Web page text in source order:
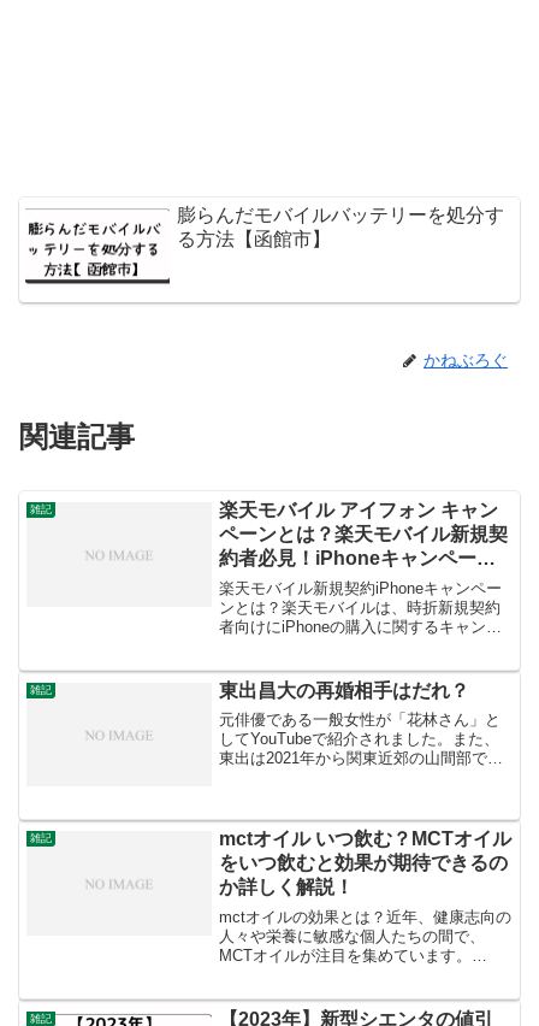
膨らんだモバイルバッテリーを処分す
る方法【函館市】
かねぶろぐ
関連記事
雑記
楽天モバイル アイフォン キャン
ペーンとは？楽天モバイル新規契
約者必見！iPhoneキャンペーン
情報
楽天モバイル新規契約iPhoneキャンペー
ンとは？楽天モバイルは、時折新規契約
者向けにiPhoneの購入に関するキャンペ
いです：割引価格：特定のiPhoneモデル
を割引...
雑記 東出昌大の再婚相手はだれ？
元俳優である一般女性が「花林さん」と
してYouTubeで紹介されました。また、
東出は2021年から関東近郊の山間部で生
優の東出昌大さんがYouTubeチャンネル
で再...
雑記
mctオイル いつ飲む？MCTオイル
をいつ飲むと効果が期待できるの
か詳しく解説！
mctオイルの効果とは？近年、健康志向の
人々や栄養に敏感な個人たちの間で、
MCTオイルが注目を集めています。
び栄養関連の目標を追求する人々によっ
雑記
【2023年】新型シエンタの値引